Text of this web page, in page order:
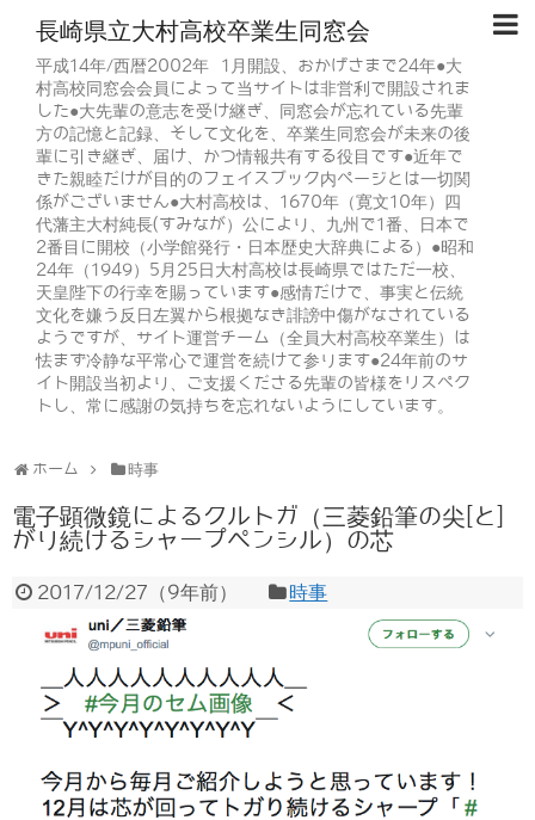
長崎県立大村高校卒業生同窓会
平成14年/西暦2002年 1月開設、おかげさまで24年●大
村高校同窓会会員によって当サイトは非営利で開設されま
した●大先輩の意志を受け継ぎ、同窓会が忘れている先輩
方の記憶と記録、そして文化を、卒業生同窓会が未来の後
輩に引き継ぎ、届け、かつ情報共有する役目です●近年で
きた親睦だけが目的のフェイスブック内ページとは一切関
係がございません●大村高校は、1670年（寛文10年）四
代藩主大村純長(すみなが）公により、九州で1番、日本で
2番目に開校（小学館発行・日本歴史大辞典による）●昭和
24年（1949）5月25日大村高校は長崎県ではただ一校、
天皇陛下の行幸を賜っています●感情だけで、事実と伝統
文化を嫌う反日左翼から根拠なき誹謗中傷がなされている
ようですが、サイト運営チーム（全員大村高校卒業生）は
怯まず冷静な平常心で運営を続けて参ります●24年前のサ
イト開設当初より、ご支援くださる先輩の皆様をリスペク
トし、常に感謝の気持ちを忘れないようにしています。
ホーム 時事
電子顕微鏡によるクルトガ（三菱鉛筆の尖[と]
がり続けるシャープペンシル）の芯
2017/12/27 （9年前） 時事